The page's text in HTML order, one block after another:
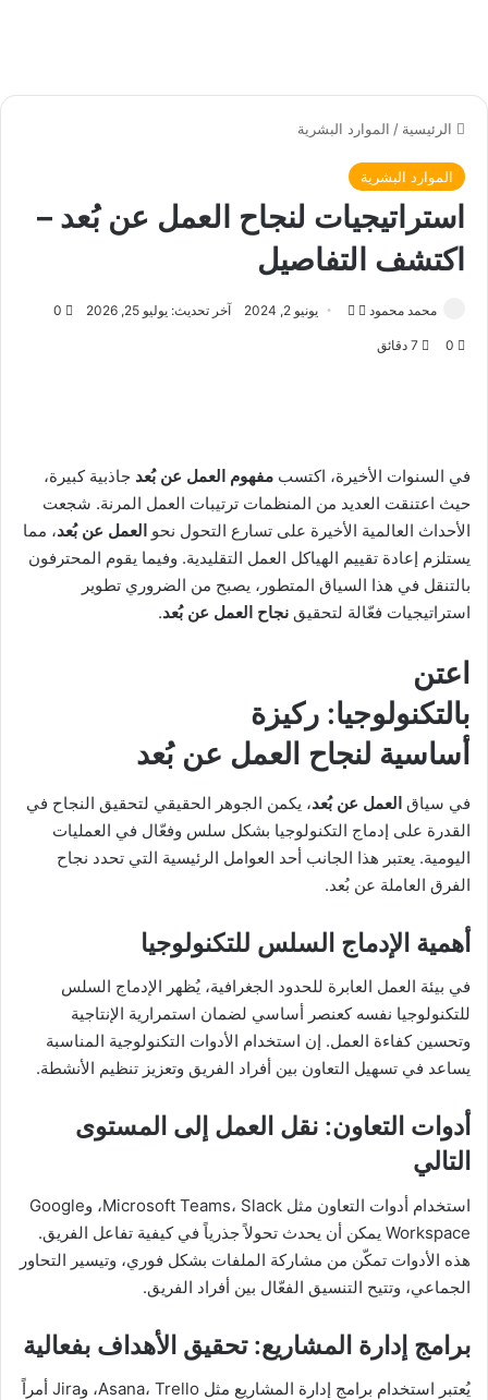
الرئيسية / الموارد البشرية
الموارد البشرية
استراتيجيات لنجاح العمل عن بُعد –
اكتشف التفاصيل
محمد محمود
ت
ا
ل
ك
ي
ا
يونيو 2, 2024 آخر تحديث: يوليو 25, 2026 0
0
في السنوات الأخيرة، اكتسب مفهوم العمل عن بُعد جاذبية كبيرة،
حيث اعتنقت العديد من المنظمات ترتيبات العمل المرنة. شجعت
الأحداث العالمية الأخيرة على تسارع التحول نحو العمل عن بُعد، مما
يستلزم إعادة تقييم الهياكل العمل التقليدية. وفيما يقوم المحترفون
بالتنقل في هذا السياق المتطور، يصبح من الضروري تطوير
استراتيجيات فعّالة لتحقيق نجاح العمل عن بُعد.
اعتن
بالتكنولوجيا: ركيزة
أساسية لنجاح العمل عن بُعد
في سياق العمل عن بُعد، يكمن الجوهر الحقيقي لتحقيق النجاح في
القدرة على إدماج التكنولوجيا بشكل سلس وفعّال في العمليات
اليومية. يعتبر هذا الجانب أحد العوامل الرئيسية التي تحدد نجاح
الفرق العاملة عن بُعد.
أهمية الإدماج السلس للتكنولوجيا
في بيئة العمل العابرة للحدود الجغرافية، يُظهر الإدماج السلس
للتكنولوجيا نفسه كعنصر أساسي لضمان استمرارية الإنتاجية
وتحسين كفاءة العمل. إن استخدام الأدوات التكنولوجية المناسبة
يساعد في تسهيل التعاون بين أفراد الفريق وتعزيز تنظيم الأنشطة.
أدوات التعاون: نقل العمل إلى المستوى
التالي
استخدام أدوات التعاون مثل Microsoft Teams، Slack، وGoogle
Workspace يمكن أن يحدث تحولاً جذرياً في كيفية تفاعل الفريق.
هذه الأدوات تمكّن من مشاركة الملفات بشكل فوري، وتيسير التحاور
الجماعي، وتتيح التنسيق الفعّال بين أفراد الفريق.
برامج إدارة المشاريع: تحقيق الأهداف بفعالية
يُعتبر استخدام برامج إدارة المشاريع مثل Asana، Trello، وJira أمراً